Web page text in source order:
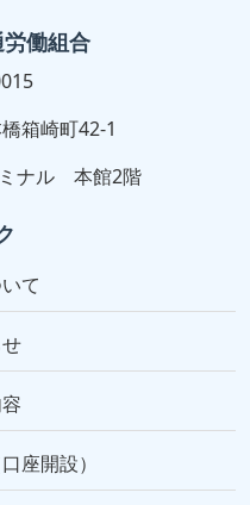
働組合
箱崎町42-1
ナル 本館2階
て
座開設）